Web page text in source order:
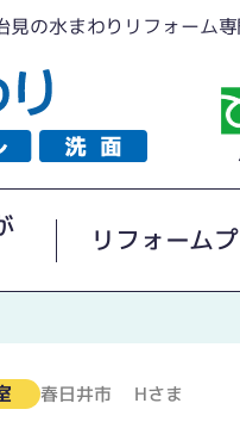
見の水まわりリフォーム
リフォーム
春日井市 Hさま